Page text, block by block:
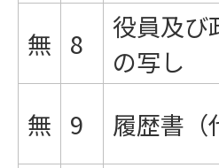
無 8
役員及び
の写し
無 9 履歴書（